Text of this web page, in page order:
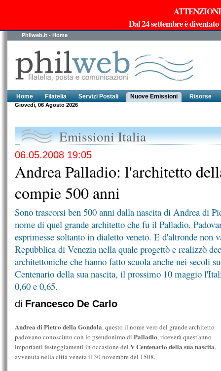
Dal 24 settembre è
Philweb.it - Home
Home Filatelia Servizi Postali Nuove Emissioni Risorse
Giovedì, 06 Agosto 2026
Emissioni Italia
06.05.2008 19:05
Andrea Palladio: l'architetto
compie 500 anni
Sono trascorsi ben 500 anni dalla nascita di Andrea di
nome di quel grande architetto che fu il Palladio.
esprimesse soltanto in dialetto veneto. E d'altronde non
Repubblica di Venezia nella quale progettò e realizzò
architettoniche che hanno fatto scuola anche nei secoli
Centenario della sua nascita, il prossimo 10 maggio
0,60 e 0,65.
di Francesco De Carlo
Andrea di Pietro della Gondola, questo il nome vero del grande architetto
padovano conosciuto con lo pseudonimo di Palladio, riceverà quest'anno
importanti festeggiamenti in occasione del V Centenario della sua nascita,
avvenuta nella città veneta il 30 novembre del 1508.